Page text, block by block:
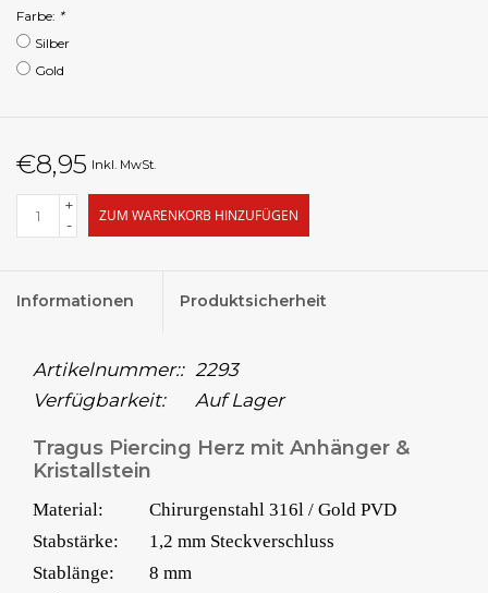
Farbe: *
Silber
Gold
€8,95 Inkl. MwSt.
+
-
ZUM WARENKORB HINZUFÜGEN
Informationen Produktsicherheit
Artikelnummer:: 2293
Verfügbarkeit:
Auf Lager
Tragus Piercing Herz mit Anhänger &
Kristallstein
Material:
Chirurgenstahl 316l / Gold PVD
Stabstärke:
1,2 mm Steckverschluss
Stablänge:
8 mm